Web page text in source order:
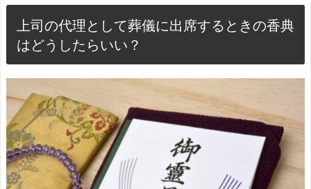
上司の代理として葬儀に出席するときの香典
はどうしたらいい？